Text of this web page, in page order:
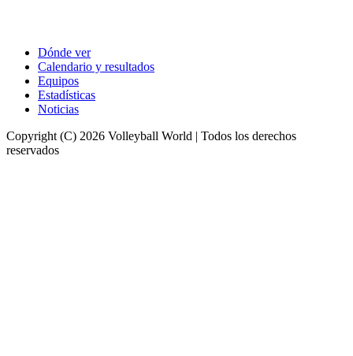
Dónde ver
Calendario y resultados
Equipos
Estadísticas
Noticias
Copyright (C) 2026 Volleyball World | Todos los derechos
reservados